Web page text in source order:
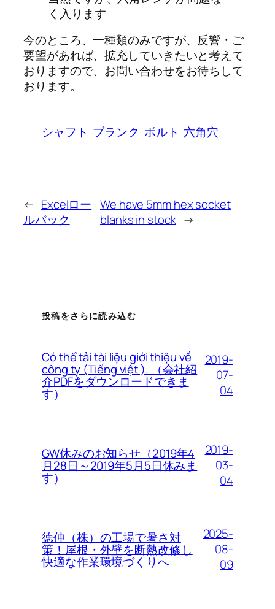
く入ります
今のところ、一種類のみですが、反響・ご
要望があれば、拡充していきたいと考えて
おりますので、お問い合わせをお待ちして
おります。
シャフト ブランク ボルト 六角穴
← Excelロー
ルバック
We have 5mm hex socket
blanks in stock →
投稿をさらに読み込む
Có thể tải tài liệu giới thiệu về
công ty (Tiếng việt ). （会社紹
介PDFをダウンロードできま
す）
2019-
07-
04
GW休みのお知らせ（2019年4
月28日～2019年5月5日休みま
す）
2019-
03-
04
徳仲（株）の工場で暑さ対
策！屋根・外壁を断熱改修し
快適な作業環境づくりへ
2025-
08-
09